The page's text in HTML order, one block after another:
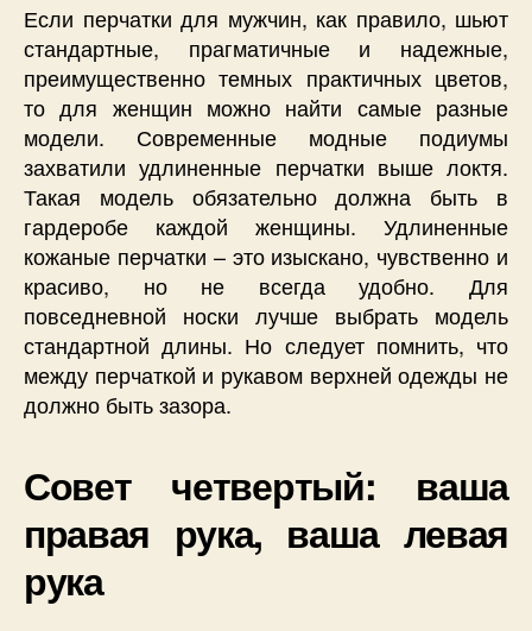
Если перчатки для мужчин, как правило, шьют
стандартные, прагматичные и надежные,
преимущественно темных практичных цветов,
то для женщин можно найти самые разные
модели. Современные модные подиумы
захватили удлиненные перчатки выше локтя.
Такая модель обязательно должна быть в
гардеробе каждой женщины. Удлиненные
кожаные перчатки – это изыскано, чувственно и
красиво, но не всегда удобно. Для
повседневной носки лучше выбрать модель
стандартной длины. Но следует помнить, что
между перчаткой и рукавом верхней одежды не
должно быть зазора.
Совет четвертый: ваша
правая рука, ваша левая
рука